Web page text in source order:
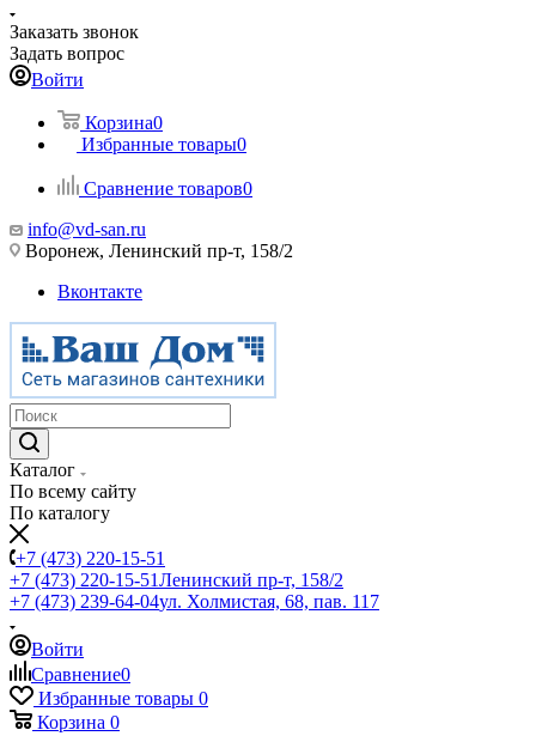
Заказать звонок
Задать вопрос
Войти
Корзина0
Избранные товары0
Сравнение товаров0
info@vd-san.ru
Воронеж, Ленинский пр-т, 158/2
Вконтакте
Каталог
По всему сайту
По каталогу
+7 (473) 220-15-51
+7 (473) 220-15-51Ленинский пр-т, 158/2
+7 (473) 239-64-04ул. Холмистая, 68, пав. 117
Войти
Сравнение0
Избранные товары 0
Корзина 0